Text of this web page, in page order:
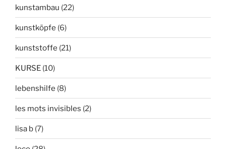
kunstambau (22)
kunstköpfe (6)
kunststoffe (21)
KURSE (10)
lebenshilfe (8)
les mots invisibles (2)
lisa b (7)